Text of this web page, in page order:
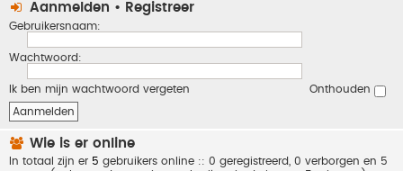
Aanmelden • Registreer
Gebruikersnaam:
Wachtwoord:
Ik ben mijn wachtwoord vergeten Onthouden
Wie is er online
In totaal zijn er 5 gebruikers online :: 0 geregistreerd, 0 verborgen en 5